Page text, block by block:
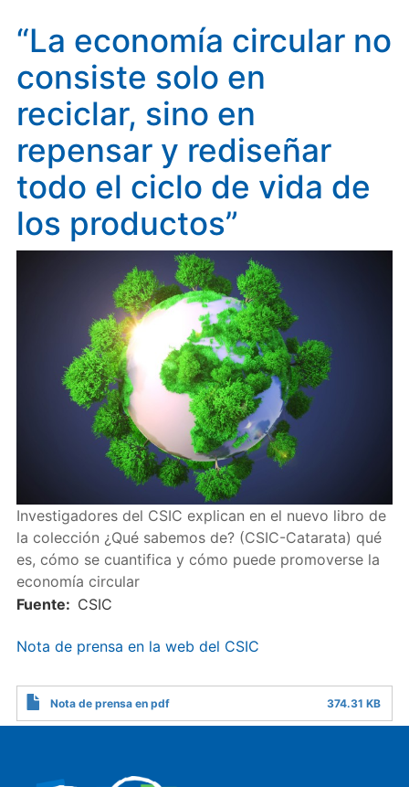
“La economía circular no
consiste solo en
reciclar, sino en
repensar y rediseñar
todo el ciclo de vida de
los productos”
Investigadores del CSIC explican en el nuevo libro de
la colección ¿Qué sabemos de? (CSIC-Catarata) qué
es, cómo se cuantifica y cómo puede promoverse la
economía circular
Fuente
CSIC
Nota de prensa en la web del CSIC
Nota de prensa en pdf 374.31 KB